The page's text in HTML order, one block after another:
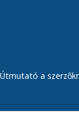
Útmutató a